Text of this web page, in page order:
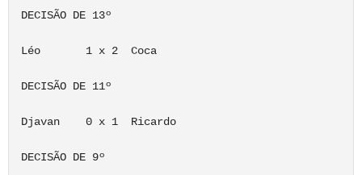
DECISÃO DE 13º
Léo       1 x 2  Coca
DECISÃO DE 11º
Djavan    0 x 1  Ricardo
DECISÃO DE 9º